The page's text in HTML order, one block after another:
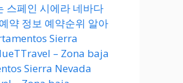
스페인 시에라 네바다
약 정보 예약순위 알아
Sierra
– Zona baja
Sierra Nevada